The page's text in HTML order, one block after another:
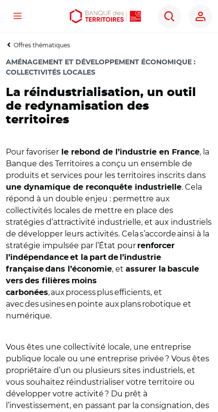
Aller
contenu
Aller
menu
Ouvrir
outils
Menu
Rechercher
Offres thématiques
La réindustrialisation, un outil
de redynamisation des
territoires
AMÉNAGEMENT ET DÉVELOPPEMENT ÉCONOMIQUE :
COLLECTIVITÉS LOCALES
Pour favoriser le rebond de l’industrie en France, la
Banque des Territoires a conçu un ensemble de
produits et services pour les territoires inscrits dans
une dynamique de reconquête industrielle. Cela
répond à un double enjeu : permettre aux
collectivités locales de mettre en place des
stratégies d’attractivité industrielle, et aux industriels
de développer leurs activités. Cela s’accorde ainsi à la
stratégie impulsée par l’État pour renforcer
l’indépendance et la part de l’industrie
française dans l’économie, et assurer la bascule
vers des filières moins
carbonées, aux process plus efficients, et
avec des usines en pointe aux plans robotique et
numérique.
Vous êtes une collectivité locale, une entreprise
publique locale ou une entreprise privée ? Vous êtes
propriétaire d’un ou plusieurs sites industriels, et
vous souhaitez réindustrialiser votre territoire ou
développer votre activité ? Du prêt à
l’investissement, en passant par la consignation, des